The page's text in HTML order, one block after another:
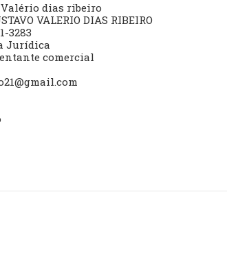
Valério dias ribeiro
VALERIO DIAS RIBEIRO
3283
Jurídica
comercial